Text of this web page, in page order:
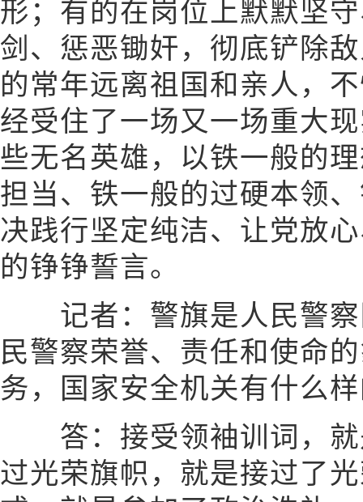
形；有的在岗位上默默坚
剑、惩恶锄奸，彻底铲除
的常年远离祖国和亲人，
经受住了一场又一场重大
些无名英雄，以铁一般的
担当、铁一般的过硬本领
决践行坚定纯洁、让党放
的铮铮誓言。
记者：警旗是人民警察
民警察荣誉、责任和使命
务，国家安全机关有什么
答：接受领袖训词，就
过光荣旗帜，就是接过了